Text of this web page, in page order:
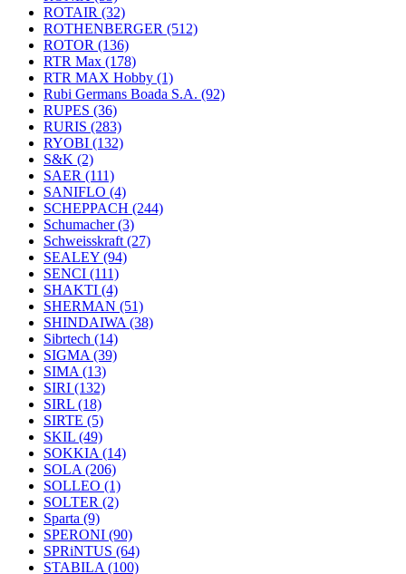
ROTAIR (32)
ROTHENBERGER (512)
ROTOR (136)
RTR Max (178)
RTR MAX Hobby (1)
Rubi Germans Boada S.A. (92)
RUPES (36)
RURIS (283)
RYOBI (132)
S&K (2)
SAER (111)
SANIFLO (4)
SCHEPPACH (244)
Schumacher(3)
Schweisskraft (27)
SEALEY (94)
SENCI (111)
SHAKTI (4)
SHERMAN (51)
SHINDAIWA (38)
Sibrtech (14)
SIGMA (39)
SIMA (13)
SIRI (132)
SIRL (18)
SIRTE (5)
SKIL (49)
SOKKIA (14)
SOLA (206)
SOLLEO (1)
SOLTER (2)
Sparta (9)
SPERONI (90)
SPRiNTUS (64)
STABILA (100)